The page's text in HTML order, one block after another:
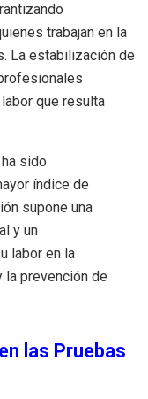
trabajan en la
La estabilización de
que resulta
sido
índice de
supone una
y un
labor en la
prevención de
las Pruebas